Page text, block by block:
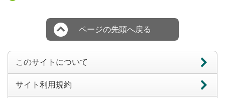
ページの先頭へ戻る
このサイトについて
サイト利用規約